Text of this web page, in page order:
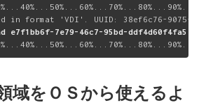
e7f1bb6f-7e79-46c7-95bd-ddf4d60f4fa5
域をＯＳから使えるよ